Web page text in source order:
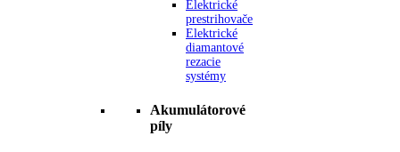
Elektrické
prestrihovače
Elektrické
diamantové
rezacie
systémy
Akumulátorové
píly